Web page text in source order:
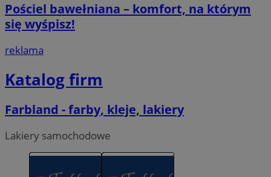
Pościel bawełniana – komfort, na którym
się wyśpisz!
reklama
Katalog firm
Farbland - farby, kleje, lakiery
Lakiery samochodowe